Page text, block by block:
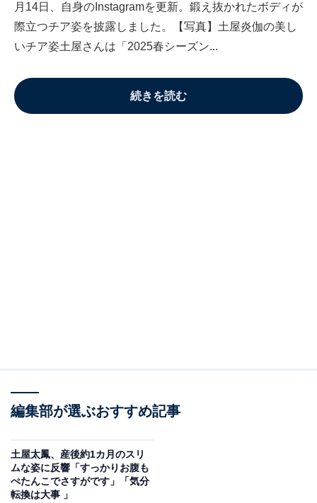
月14日、自身のInstagramを更新。鍛え抜かれたボディが
際立つチア姿を披露しました。【写真】土屋炎伽の美し
いチア姿土屋さんは「2025春シーズン...
続きを読む
編集部が選ぶおすすめ記事
土屋太鳳、産後約1カ月のスリ
ムな姿に反響「すっかりお腹も
ぺたんこでさすがです」「気分
転換は大事 」